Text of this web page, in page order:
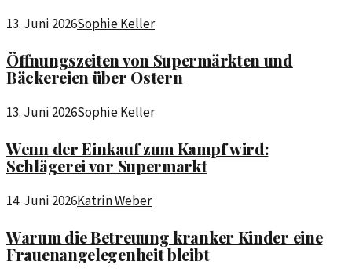
13. Juni 2026Sophie Keller
Öffnungszeiten von Supermärkten und
Bäckereien über Ostern
13. Juni 2026Sophie Keller
Wenn der Einkauf zum Kampf wird:
Schlägerei vor Supermarkt
14. Juni 2026Katrin Weber
Warum die Betreuung kranker Kinder eine
Frauenangelegenheit bleibt